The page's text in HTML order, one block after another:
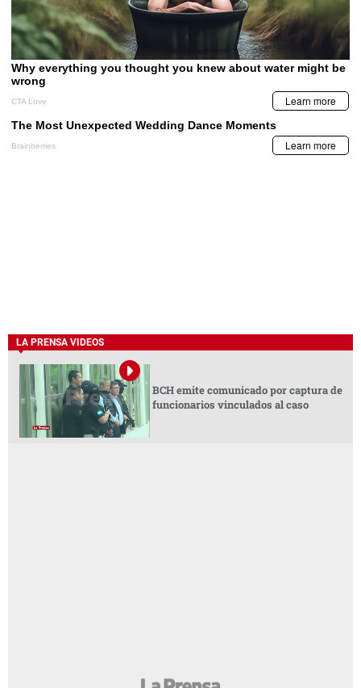
LA PRENSA VIDEOS
BCH emite comunicado por captura de
funcionarios vinculados al caso